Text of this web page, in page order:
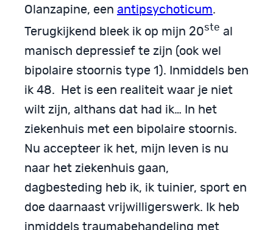
Olanzapine, een antipsychoticum.
Terugkijkend bleek ik op mijn 20ste al
manisch depressief te zijn (ook wel
bipolaire stoornis type 1). Inmiddels ben
ik 48. Het is een realiteit waar je niet
wilt zijn, althans dat had ik… In het
ziekenhuis met een bipolaire stoornis.
Nu accepteer ik het, mijn leven is nu
naar het ziekenhuis gaan,
dagbesteding heb ik, ik tuinier, sport en
doe daarnaast vrijwilligerswerk. Ik heb
inmiddels traumabehandeling met